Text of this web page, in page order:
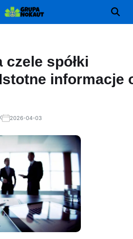
czele spółki
informacje
2026-04-03